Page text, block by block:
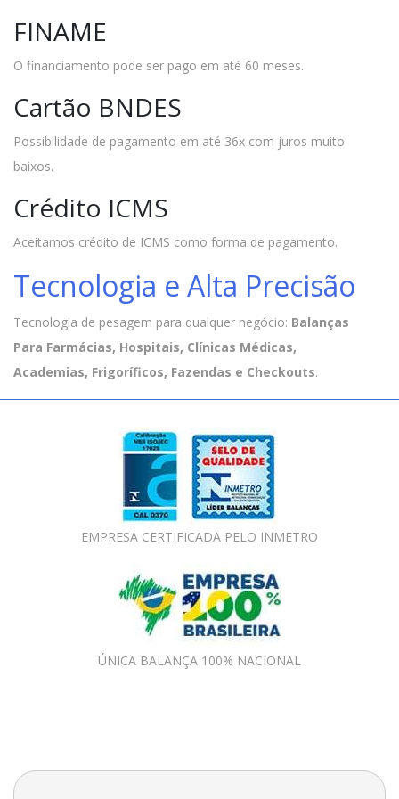
FINAME
O financiamento pode ser pago em até 60 meses.
Cartão BNDES
Possibilidade de pagamento em até 36x com juros muito
baixos.
Crédito ICMS
Aceitamos crédito de ICMS como forma de pagamento.
Tecnologia e Alta Precisão
Tecnologia de pesagem para qualquer negócio: Balanças
Para Farmácias, Hospitais, Clínicas Médicas,
Academias, Frigoríficos, Fazendas e Checkouts.
EMPRESA CERTIFICADA PELO INMETRO
ÚNICA BALANÇA 100% NACIONAL